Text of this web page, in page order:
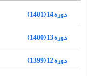
دوره 14 (1401)
دوره 13 (1400)
دوره 12 (1399)